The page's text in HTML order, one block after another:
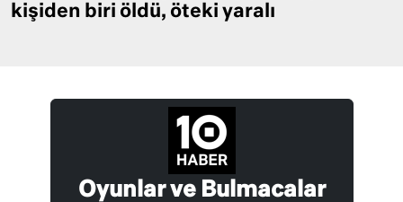
kişiden biri öldü, öteki yaralı
Oyunlar ve Bulmacalar